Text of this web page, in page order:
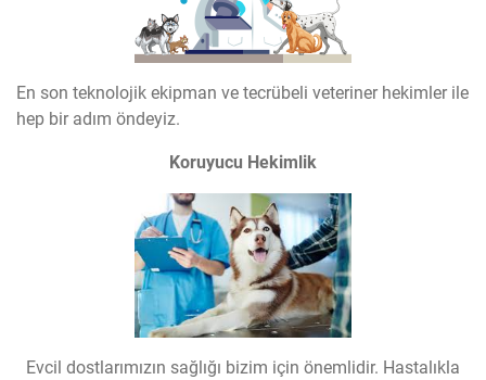
En son teknolojik ekipman ve tecrübeli veteriner hekimler ile
hep bir adım öndeyiz.
Koruyucu Hekimlik
Evcil dostlarımızın sağlığı bizim için önemlidir. Hastalıkla